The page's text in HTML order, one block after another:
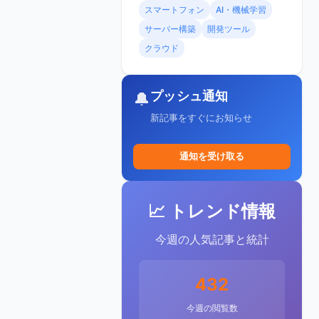
スマートフォン
AI・機械学習
サーバー構築
開発ツール
クラウド
🔔プッシュ通知
新記事をすぐにお知らせ
通知を受け取る
📈 トレンド情報
今週の人気記事と統計
432
今週の閲覧数